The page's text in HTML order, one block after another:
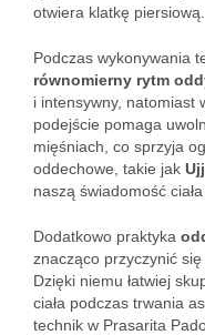
otwiera klatkę piersiową.
Podczas wykonywania
równomierny rytm
i intensywny, natomiast
podejście pomaga
mięśniach, co sprzyja
oddechowe, takie jak
naszą świadomość
Dodatkowo praktyka
znacząco przyczynić się
Dzięki niemu łatwiej
ciała podczas trwania
technik w Prasarita